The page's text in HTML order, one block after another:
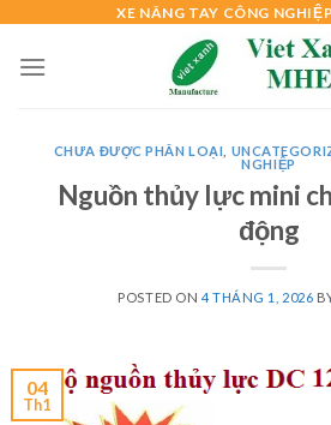
content
XE NÂNG TAY CÔNG
CHƯA ĐƯỢC PHÂN LOẠI
NGHIỆP
Nguồn thủy lực mini
động
POSTED ON 4 THÁNG 1, 2026
04
Th1